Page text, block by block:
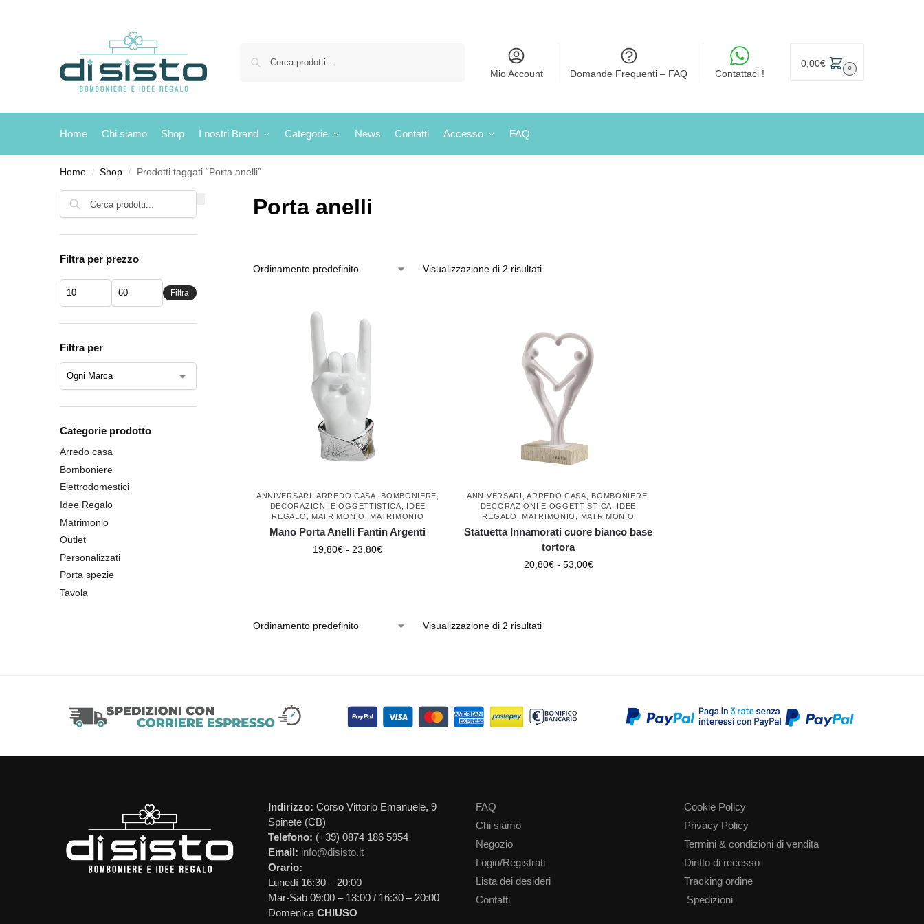
Mio Account Domande Frequenti – FAQ Contattaci !
0,00€ 0
Home Chi siamo Shop I nostri Brand Categorie News Contatti Accesso FAQ
Home / Shop / Prodotti taggati “Porta anelli”
Porta anelli
Visualizzazione di 2 risultati
ANNIVERSARI ,ARREDO CASA BOMBONIERE
DECORAZIONI E OGGETTISTICA
IDEE
REGALO
MATRIMONIO MATRIMONIO
Mano Porta Anelli Fantin Argenti
19,80€ - 23,80€
ANNIVERSARI ,ARREDO CASA BOMBONIERE
DECORAZIONI E OGGETTISTICA
IDEE
REGALO
MATRIMONIO MATRIMONIO
Statuetta Innamorati cuore bianco base
tortora
20,80€ - 53,00€
Visualizzazione di 2 risultati
Filtra per prezzo
Filtra
Filtra per
Categorie prodotto
Arredo casa
Bomboniere
Elettrodomestici
Idee Regalo
Matrimonio
Outlet
Personalizzati
Porta spezie
Tavola
Indirizzo: Corso Vittorio Emanuele, 9
Spinete (CB)
Telefono: (+39) 0874 186 5954
Email: info@disisto.it
Orario:
Lunedì 16:30 – 20:00
Mar-Sab 09:00 – 13:00 / 16:30 – 20:00
Domenica CHIUSO
FAQ
Chi siamo
Negozio
Login/Registrati
Lista dei desideri
Contatti
Cookie Policy
Privacy Policy
Termini & condizioni di vendita
Diritto di recesso
Tracking ordine
Spedizioni